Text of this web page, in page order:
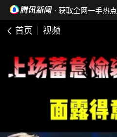
· 获取全网一手热点
首页 视频